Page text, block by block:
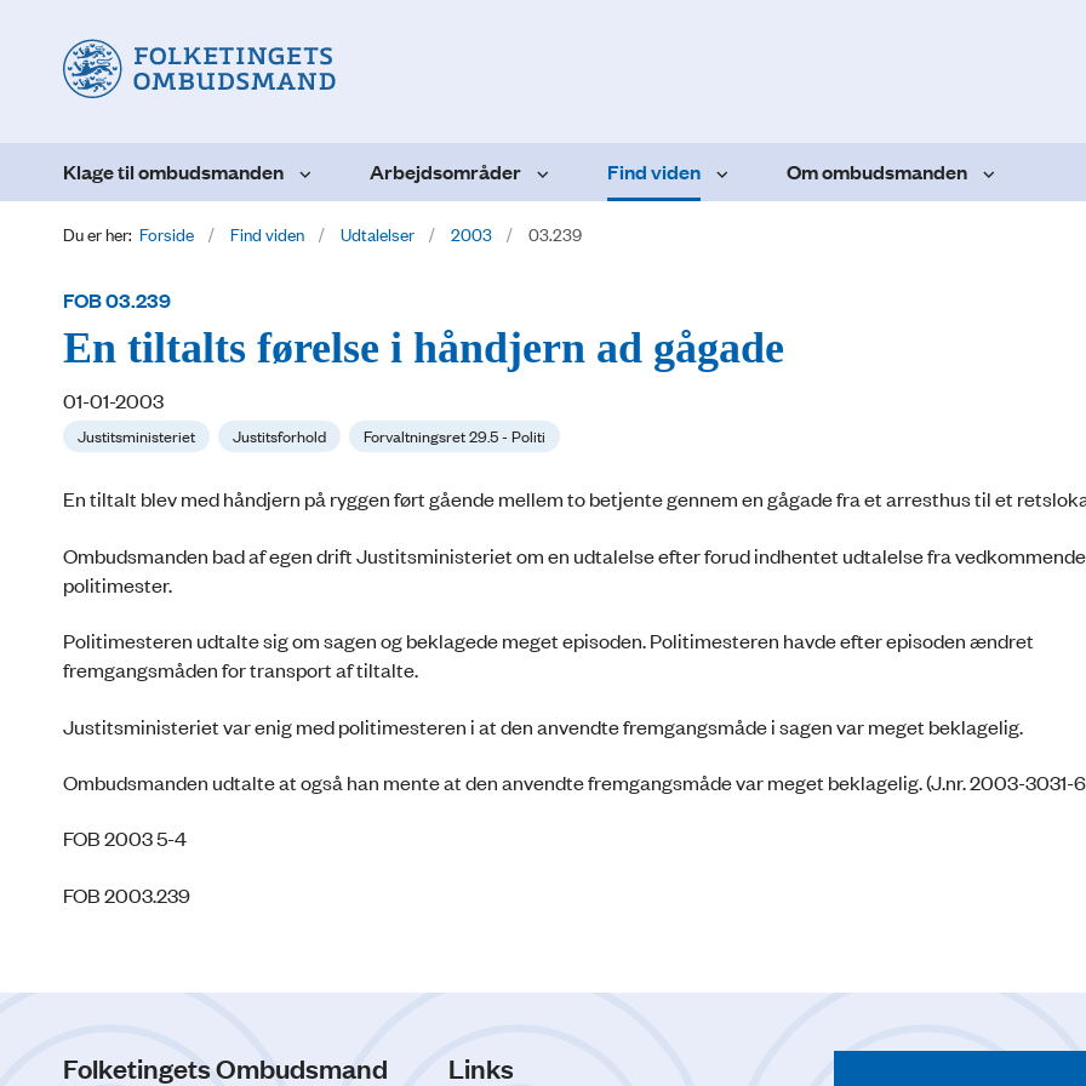
Klage til ombudsmanden Arbejdsområder Find viden Om ombudsmanden
Du er her: Forside Find viden Udtalelser 2003 03.239
FOB 03.239
En tiltalts førelse i håndjern ad gågade
01-01-2003
Justitsministeriet Justitsforhold Forvaltningsret 29.5 - Politi
En tiltalt blev med håndjern på ryggen ført gående mellem to betjente gennem en gågade fra et arresthus til et
Ombudsmanden bad af egen drift Justitsministeriet om en udtalelse efter forud indhentet udtalelse fra vedkommende
politimester.
Politimesteren udtalte sig om sagen og beklagede meget episoden. Politimesteren havde efter episoden ændret
fremgangsmåden for transport af tiltalte.
Justitsministeriet var enig med politimesteren i at den anvendte fremgangsmåde i sagen var meget beklagelig.
Ombudsmanden udtalte at også han mente at den anvendte fremgangsmåde var meget beklagelig. (J.nr. 2003-3031-
FOB 2003 5-4
FOB 2003.239
Folketingets Ombudsmand
Links